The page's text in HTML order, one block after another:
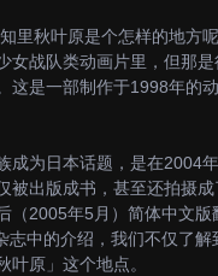
里秋叶原是个怎样的地方
女战队类动画片里，但那
这是一部制作于1998年的
成为日本话题，是在2004
被出版成书，甚至还拍摄
（2005年5月）简体中文
志中的介绍，我们不仅了
叶原」这个地点。